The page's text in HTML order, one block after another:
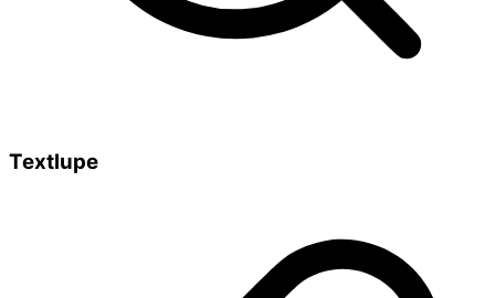
Textlupe